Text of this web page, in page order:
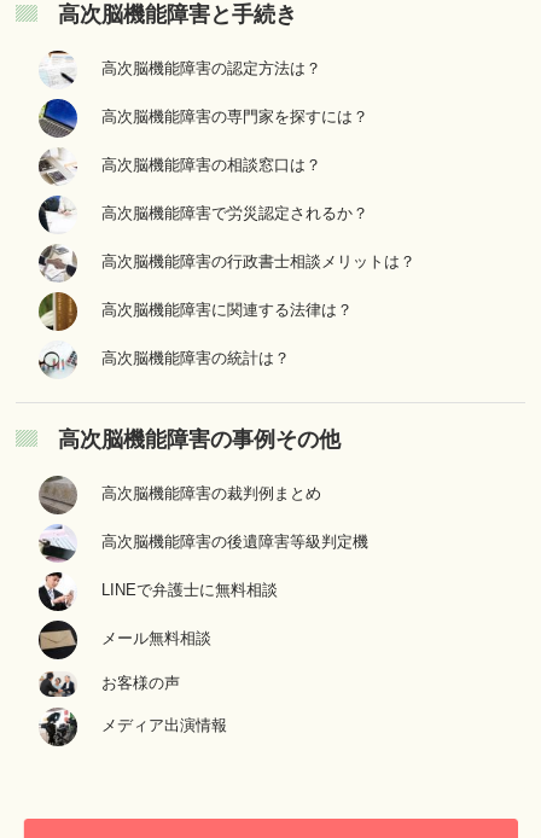
高次脳機能障害と手続き
高次脳機能障害の認定方法は？
高次脳機能障害の専門家を探すには？
高次脳機能障害の相談窓口は？
高次脳機能障害で労災認定されるか？
高次脳機能障害の行政書士相談メリットは？
高次脳機能障害に関連する法律は？
高次脳機能障害の統計は？
高次脳機能障害の事例その他
高次脳機能障害の裁判例まとめ
高次脳機能障害の後遺障害等級判定機
LINEで弁護士に無料相談
メール無料相談
お客様の声
メディア出演情報